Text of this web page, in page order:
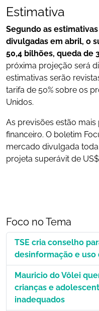
Estimativa
Segundo as
divulgadas em abril, o
50,4 bilhões, queda de
próxima projeção será
estimativas serão
tarifa de 50% sobre os
Unidos.
As previsões estão
financeiro. O boletim
mercado divulgada
projeta superávit de
Foco no Tema
TSE cria conselho
desinformação e
Mauricio do Vôlei
crianças e
inadequados